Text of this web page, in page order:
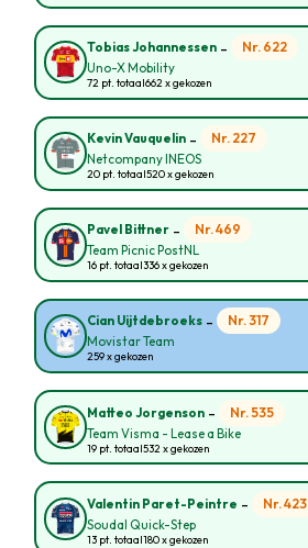
Tobias Johannessen - Nr. 622
Uno-X Mobility
72 pt. totaal662 x gekozen
Kevin Vauquelin - Nr. 227
Netcompany INEOS
20 pt. totaal520 x gekozen
Pavel Bittner - Nr. 469
Team Picnic PostNL
16 pt. totaal336 x gekozen
Cian Uijtdebroeks - Nr. 317
Movistar Team
259 x gekozen
Matteo Jorgenson - Nr. 535
Team Visma - Lease a Bike
19 pt. totaal532 x gekozen
Valentin Paret-Peintre - Nr. 423
Soudal Quick-Step
13 pt. totaal180 x gekozen